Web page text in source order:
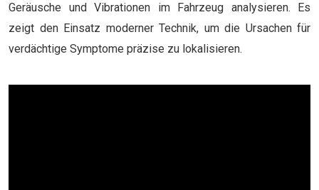
Geräusche und Vibrationen im Fahrzeug analysieren. Es
zeigt den Einsatz moderner Technik, um die Ursachen für
verdächtige Symptome präzise zu lokalisieren.